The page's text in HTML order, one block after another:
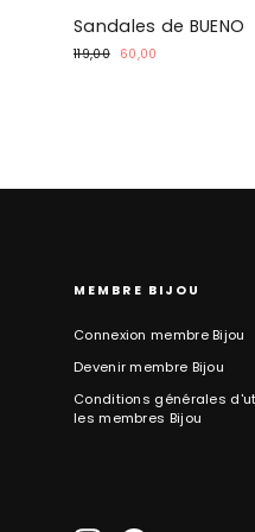
Sandales de BUENO
Prix
119,00
Prix
60,00
MEMBRE BIJOU
Connexion membre Bijou
Devenir membre Bijou
Conditions générales
les membres Bijou